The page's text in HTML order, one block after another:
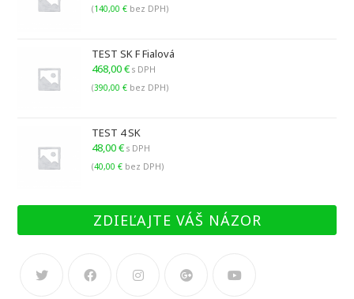
(140,00€ bez DPH)
TEST SK F Fialová
468,00€ s DPH
(390,00€ bez DPH)
TEST 4 SK
48,00€ s DPH
(40,00€ bez DPH)
ZDIEĽAJTE VÁŠ NÁZOR